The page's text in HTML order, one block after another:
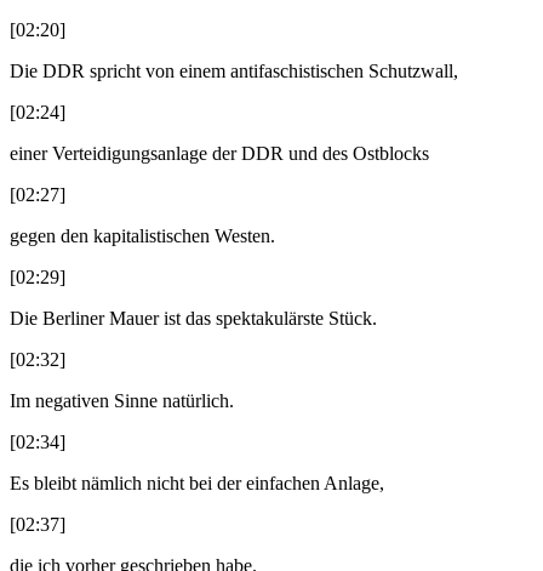
[02:20]
Die DDR spricht von einem antifaschistischen Schutzwall,
[02:24]
einer Verteidigungsanlage der DDR und des Ostblocks
[02:27]
gegen den kapitalistischen Westen.
[02:29]
Die Berliner Mauer ist das spektakulärste Stück.
[02:32]
Im negativen Sinne natürlich.
[02:34]
Es bleibt nämlich nicht bei der einfachen Anlage,
[02:37]
die ich vorher geschrieben habe.